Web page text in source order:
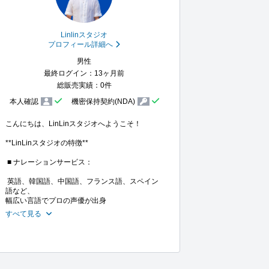
Linlinスタジオ
プロフィール詳細へ
男性
最終ログイン：13ヶ月前
総販売実績：0件
本人確認
機密保持契約(NDA)
こんにちは、LinLinスタジオへようこそ！
**LinLinスタジオの特徴**
語など、
幅広い言語でプロの声優が出身
すべて見る